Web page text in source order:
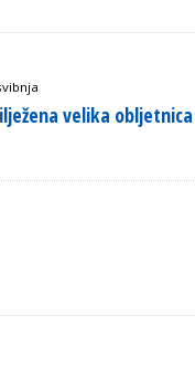
velika obljetnica